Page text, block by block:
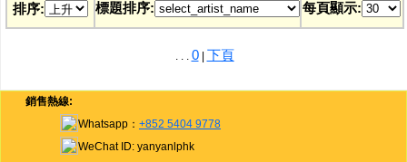
關於唱片
聯糸我們
排序: 標題排序: 每頁顯示:
. . . 0 下頁
銷售熱線:
Whatsapp： +852 5404 9778
WeChat ID: yanyanlphk